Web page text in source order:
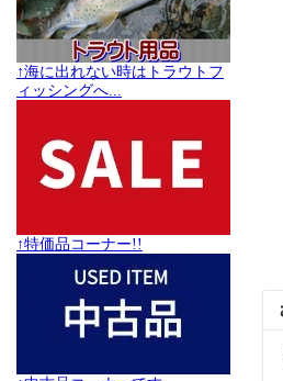
↑海に出れない時はトラウトフ
ィッシングへ...
↑特価品コーナー!!